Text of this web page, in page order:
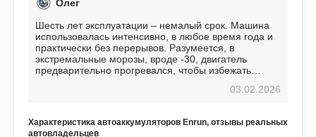
Олег
Шесть лет эксплуатации – немалый срок. Машина
использовалась интенсивно, в любое время года и
практически без перерывов. Разумеется, в
экстремальные морозы, вроде -30, двигатель
предварительно прогревался, чтобы избежать
использования не было ни единой поломки,
EFB 75. Судя по характеристикам, он даже
03.02.2026
Характеристика автоаккумуляторов Enrun, отзывы реальных
автовладельцев